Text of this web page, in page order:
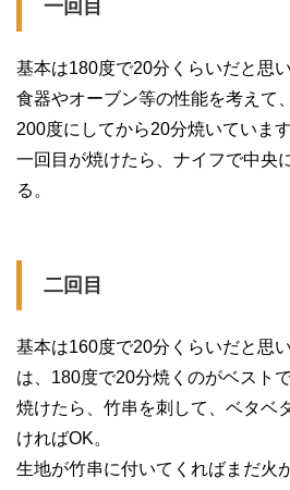
一回目
基本は180度で20分くらいだと思
食器やオーブン等の性能を考えて
200度にしてから20分焼いています
一回目が焼けたら、ナイフで中央
る。
二回目
基本は160度で20分くらいだと思
は、180度で20分焼くのがベストで
焼けたら、竹串を刺して、ベタベ
ければOK。
生地が竹串に付いてくればまだ火